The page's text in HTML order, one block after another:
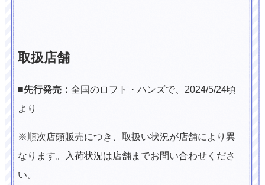
取扱店舗
■先行発売： 全国のロフト・ハンズで、2024/5/24頃
より
※順次店頭販売につき、取扱い状況が店舗により異
なります。入荷状況は店舗までお問い合わせくださ
い。